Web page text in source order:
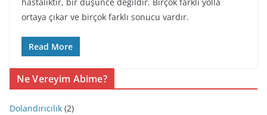
ortaya çıkar ve birçok farklı sonucu vardır.
Read More
Ne Vereyim Abime?
Dolandırıcılık (2)